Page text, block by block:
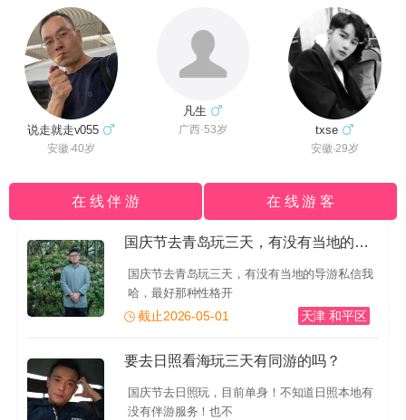
说走就走v055
安徽·40岁
凡生
广西·53岁 txse
安徽·29岁
在 线 伴 游 在 线 游 客
国庆节去青岛玩三天，有没有当地的导游私信我哈
国庆节去青岛玩三天，有没有当地的导游私信我
哈，最好那种性格开
截止2026-05-01 天津 和平区
要去日照看海玩三天有同游的吗？
国庆节去日照玩，目前单身！不知道日照本地有
没有伴游服务！也不